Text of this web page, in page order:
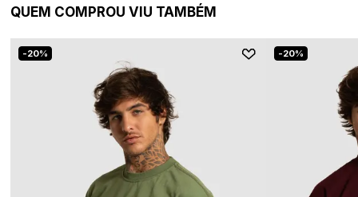
QUEM COMPROU VIU TAMBÉM
20% 20%